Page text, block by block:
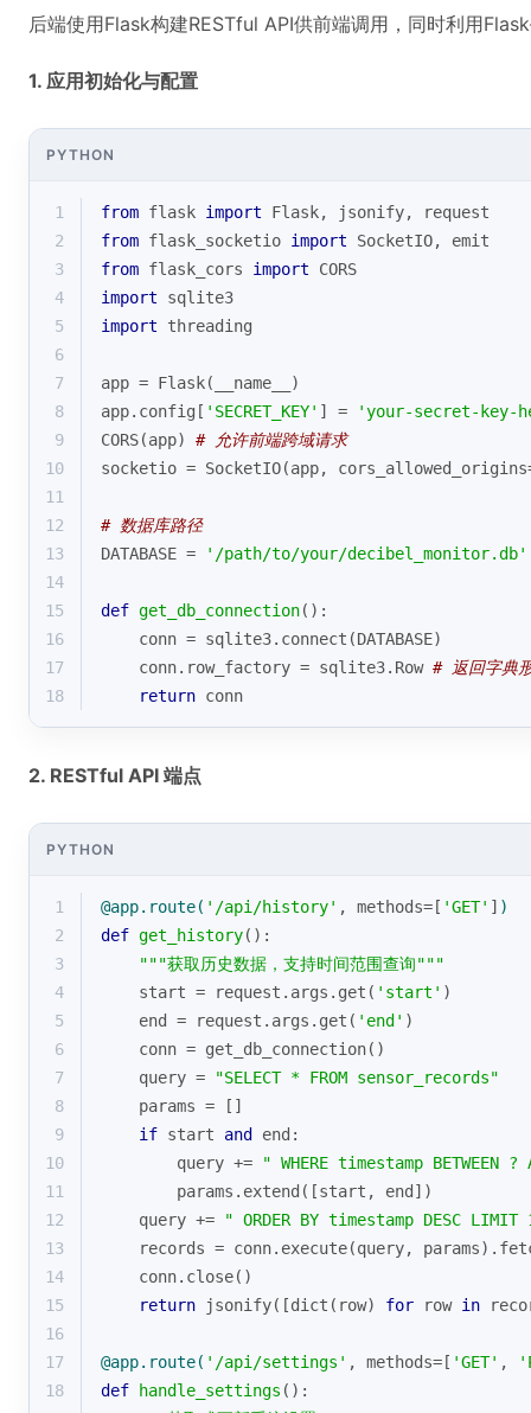
后端使用Flask构建RESTful API供前端调用，同时利用
1. 应用初始化与配置
PYTHON
1 from flask import Flask, jsonify, request
2
from flask_socketio import SocketIO, emit
3
from flask_cors import CORS
4
import sqlite3
5
import threading
6
7
app = Flask(__name__)
8
app.config[ 'SECRET_KEY' ] =
'your-secret-key-
9
CORS(app) # 允许前端跨域请求
10
socketio = SocketIO(app,
11
12
# 数据库路径
13
DATABASE =
'/path/to/your/decibel_monitor.db'
14
15
def get_db_connection():
16
    conn = sqlite3.connect(DATABASE)
17
    conn.row_factory = sqlite3.Row
# 返回字典
18
return conn
2. RESTful API 端点
PYTHON
1 @app.route( '/api/history' , methods=[ 'GET' ] )
2
def get_history():
3
"""获取历史数据，支持时间范围查询"""
4
    start = request.args.get(
'start' )
5
    end = request.args.get(
'end' )
6
    conn = get_db_connection()
7
    query =
"SELECT * FROM sensor_records"
8
    params = []
9
if start and
end:
10
        query +=
" WHERE timestamp BETWEEN ?
11
        params.extend([start, end])
12
    query +=
" ORDER BY timestamp DESC LIMIT
13
records = conn.execute(query,
14
    conn.close()
15
return jsonify([dict (row) for row in
16
17
@app.route( '/api/settings' , methods=[ 'GET' ,
18
def handle_settings ():